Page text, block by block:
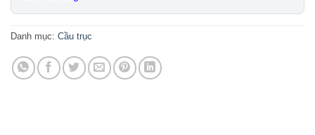
Danh mục: Cầu trục